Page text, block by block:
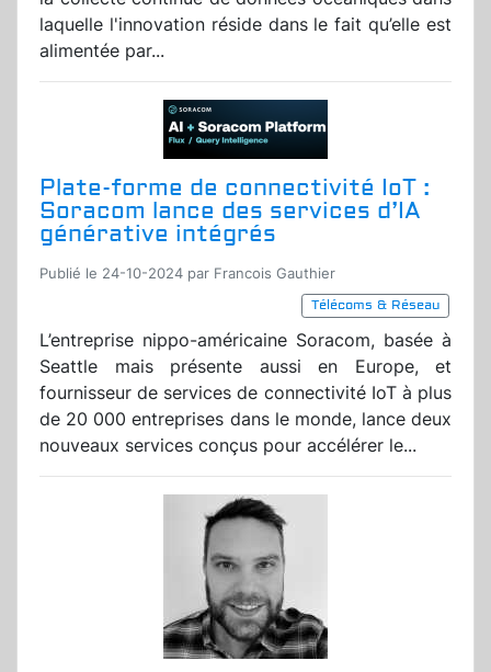
laquelle l'innovation réside dans le fait qu’elle est
alimentée par...
Plate-forme de connectivité IoT :
Soracom lance des services d’IA
générative intégrés
Publié le 24-10-2024 par Francois Gauthier
Télécoms & Réseau
L’entreprise nippo-américaine Soracom, basée à
Seattle mais présente aussi en Europe, et
fournisseur de services de connectivité IoT à plus
de 20 000 entreprises dans le monde, lance deux
nouveaux services conçus pour accélérer le...